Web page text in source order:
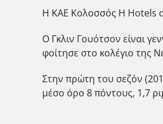
Η ΚΑΕ Κολοσσός H Hotels
Ο Γκλιν Γουότσον είναι
φοίτησε στο κολέγιο της
Στην πρώτη του σεζόν
μέσο όρο 8 πόντους, 1,7